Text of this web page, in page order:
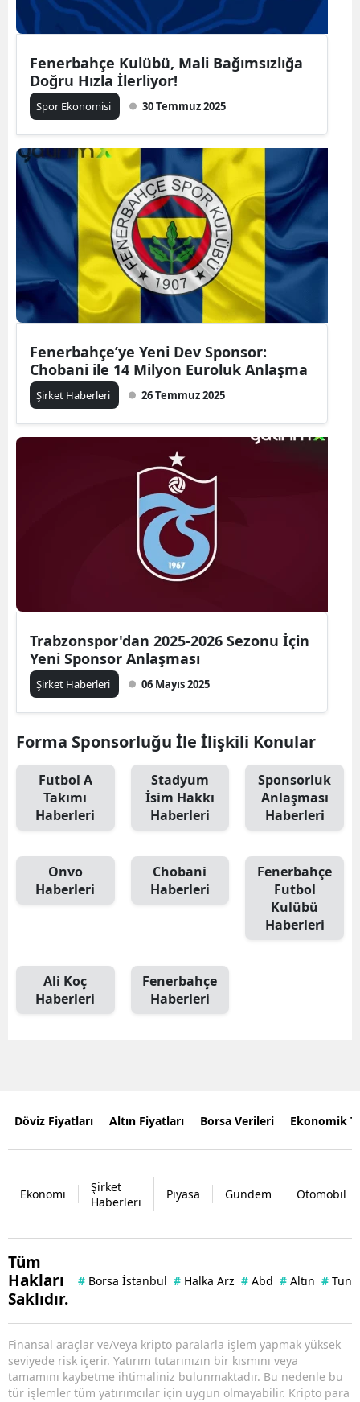
Fenerbahçe Kulübü, Mali Bağımsızlığa
Doğru Hızla İlerliyor!
Spor Ekonomisi 30 Temmuz 2025
Fenerbahçe’ye Yeni Dev Sponsor:
Chobani ile 14 Milyon Euroluk Anlaşma
Şirket Haberleri 26 Temmuz 2025
Trabzonspor'dan 2025-2026 Sezonu İçin
Yeni Sponsor Anlaşması
Şirket Haberleri 06 Mayıs 2025
Forma Sponsorluğu İle İlişkili Konular
Futbol A
Takımı
Haberleri
Stadyum
İsim Hakkı
Haberleri
Sponsorluk
Anlaşması
Haberleri
Onvo
Haberleri
Chobani
Haberleri
Fenerbahçe
Futbol
Kulübü
Haberleri
Ali Koç
Haberleri
Fenerbahçe
Haberleri
Döviz Fiyatları Altın Fiyatları Borsa Verileri Ekonomik
Ekonomi
Şirket
Haberleri
Piyasa Gündem Otomobil
Tüm
Hakları
Saklıdır.
# Borsa İstanbul # Halka Arz # Abd # Altın #
Finansal araçlar ve/veya kripto paralarla işlem yapmak yüksek
seviyede risk içerir. Yatırım tutarınızın bir kısmını veya
tamamını kaybetme ihtimaliniz bulunmaktadır. Bu nedenle bu
tür işlemler tüm yatırımcılar için uygun olmayabilir. Kripto para